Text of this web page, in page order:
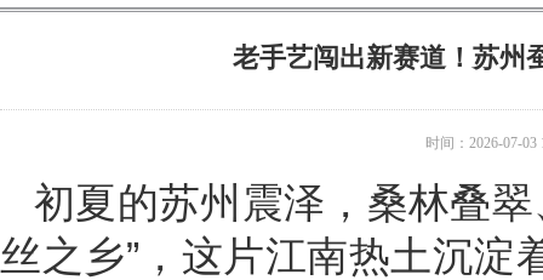
老手艺闯出新赛道！苏州
时间：2026-07-03
初夏的苏州震泽，桑林叠
丝之乡”，这片江南热土沉淀